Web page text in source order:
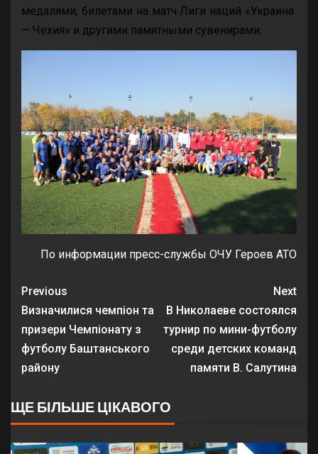
медалями, билетами на матч Лиги наций «Украина
— Чехия» и другими памятными сувенирами.
По информации пресс-службы ОЧУ Героев АТО
Previous
Визначилися чемпіон та
призери Чемпіонату з
футболу Баштанського
району
Next
В Николаеве состоялся
турнир по мини-футболу
среди детских команд
памяти В. Салутина
ЩЕ БІЛЬШЕ ЦІКАВОГО